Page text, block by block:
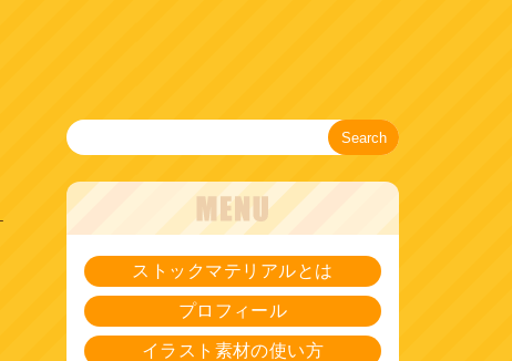
Search
ストックマテリアルとは
プロフィール
イラスト素材の使い方